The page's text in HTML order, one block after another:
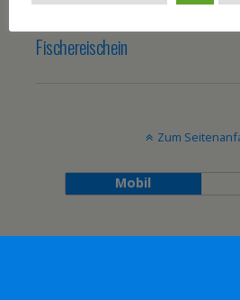
Fischereischein
Zum
Mobil